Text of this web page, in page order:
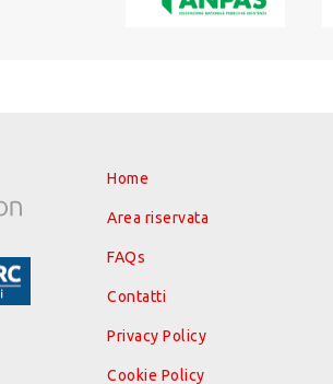
Home
Area riservata
FAQs
Contatti
Privacy Policy
Cookie Policy